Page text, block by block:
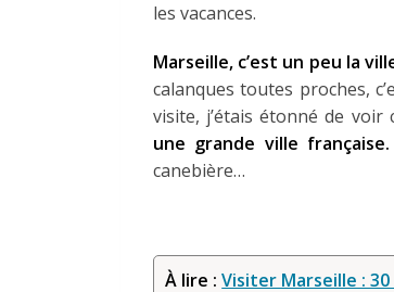
les vacances.
Marseille, c’est un peu la
calanques toutes proches,
visite, j’étais étonné de
une grande ville française.
canebière…
À lire :Visiter Marseille :